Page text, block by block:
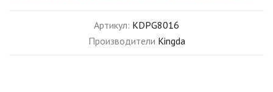
Артикул: KDPG8016
Производители Kingda